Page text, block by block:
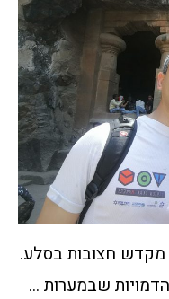
מקדש חצובות בסלע.
שבמערות ...